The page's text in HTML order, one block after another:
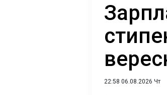
22:58 06.08.2026 Чт